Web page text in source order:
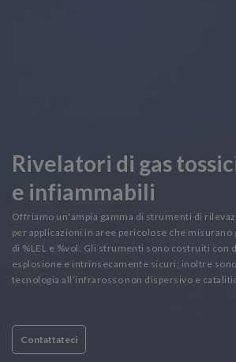
Rivelatori di gas
e infiammabili
Offriamo un'ampia gamma di strumenti di
per applicazioni in aree pericolose che
di %LEL e %vol. Gli strumenti sono costruiti con
esplosione e intrinsecamente sicuri; inoltre
tecnologia all’infrarosso non dispersivo e
Contattateci